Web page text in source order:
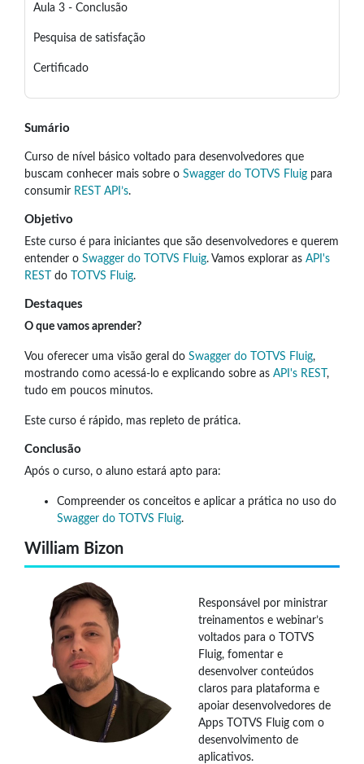
Aula 3 - Conclusão
Pesquisa de satisfação
Certificado
Sumário
Curso de nível básico voltado para desenvolvedores que
buscam conhecer mais sobre o Swagger do TOTVS Fluig para
consumir REST API’s.
Objetivo
Este curso é para iniciantes que são desenvolvedores e querem
entender o Swagger do TOTVS Fluig. Vamos explorar as API's
REST
do TOTVS Fluig.
Destaques
O que vamos aprender?
Vou oferecer uma visão geral do Swagger do TOTVS Fluig,
mostrando como acessá-lo e explicando sobre as API's REST ,
tudo em poucos minutos.
Este curso é rápido, mas repleto de prática.
Conclusão
Após o curso, o aluno estará apto para:
Compreender os conceitos e aplicar a prática no uso do
Swagger do TOTVS Fluig.
William Bizon
Responsável por ministrar
treinamentos e webinar’s
voltados para o TOTVS
Fluig, fomentar e
desenvolver conteúdos
claros para plataforma e
apoiar desenvolvedores de
Apps TOTVS Fluig com o
desenvolvimento de
aplicativos.